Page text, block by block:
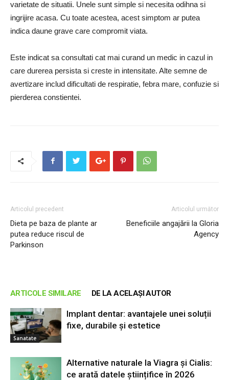
varietate de situatii. Unele sunt simple si necesita odihna si
ingrijire acasa. Cu toate acestea, acest simptom ar putea
indica daune grave care compromit viata.
Este indicat sa consultati cat mai curand un medic in cazul in
care durerea persista si creste in intensitate. Alte semne de
avertizare includ dificultati de respiratie, febra mare, confuzie si
pierderea constientei.
Articolul precedent
Dieta pe baza de plante ar
putea reduce riscul de
Parkinson
Articolul următor
Beneficiile angajării la Gloria
Agency
ARTICOLE SIMILARE DE LA ACELAȘI AUTOR
Sanatate
Implant dentar: avantajele unei soluții
fixe, durabile și estetice
Alternative naturale la Viagra și Cialis:
ce arată datele științifice în 2026